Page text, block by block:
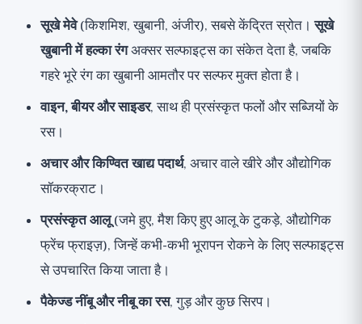
सूखे मेवे(किशमिश, खुबानी, अंजीर), सबसे केंद्रित स्रोत।सूखे
खुबानी में हल्का रंगअक्सर सल्फाइट्स का संकेत देता है, जबकि
गहरे भूरे रंग का खुबानी आमतौर पर सल्फर मुक्त होता है।
वाइन, बीयर और साइडर, साथ ही प्रसंस्कृत फलों और सब्जियों के
रस।
अचार और किण्वित खाद्य पदार्थ, अचार वाले खीरे और औद्योगिक
सॉकरक्राट।
प्रसंस्कृत आलू(जमे हुए, मैश किए हुए आलू के टुकड़े, औद्योगिक
फ्रेंच फ्राइज़), जिन्हें कभी-कभी भूरापन रोकने के लिए सल्फाइट्स
से उपचारित किया जाता है।
पैकेज्ड नींबू और नीबू का रस, गुड़ और कुछ सिरप।